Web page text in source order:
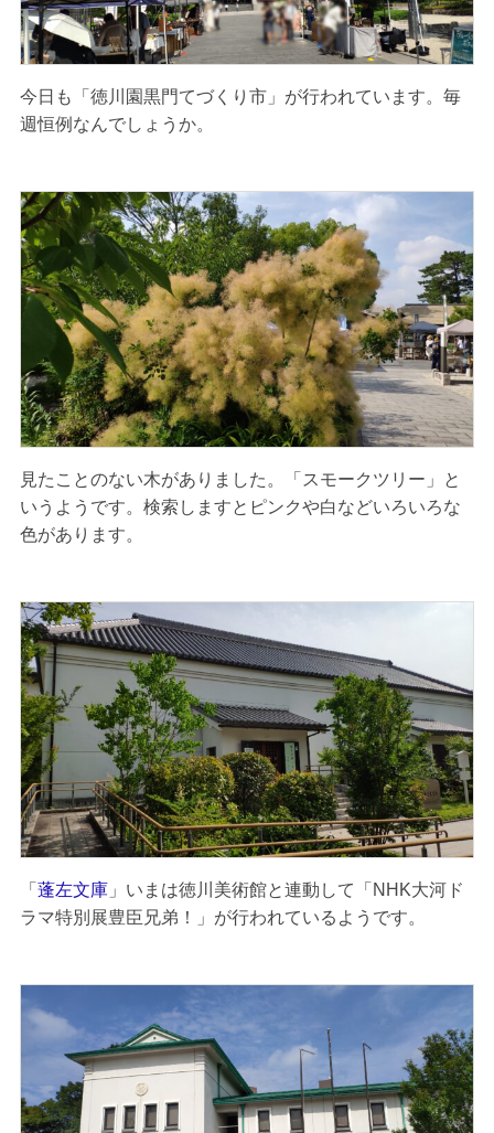
今日も「徳川園黒門てづくり市」が行われています。毎
週恒例なんでしょうか。
見たことのない木がありました。「スモークツリー」と
いうようです。検索しますとピンクや白などいろいろな
色があります。
「 蓬左文庫」いまは徳川美術館と連動して「NHK大河ド
ラマ特別展豊臣兄弟！」が行われているようです。